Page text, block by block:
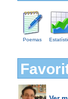
Poemas